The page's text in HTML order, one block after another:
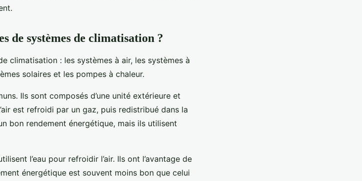
de systèmes de climatisation ?
climatisation : les systèmes à air, les systèmes à
solaires et les pompes à chaleur.
Ils sont composés d’une unité extérieure et
est refroidi par un gaz, puis redistribué dans la
bon rendement énergétique, mais ils utilisent
l’eau pour refroidir l’air. Ils ont l’avantage de
énergétique est souvent moins bon que celui